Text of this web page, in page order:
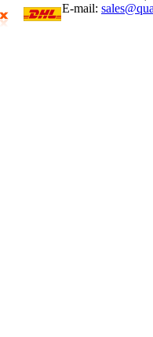
E-mail: